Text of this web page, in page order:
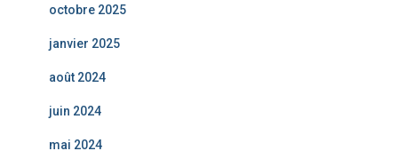
octobre 2025
janvier 2025
août 2024
juin 2024
mai 2024